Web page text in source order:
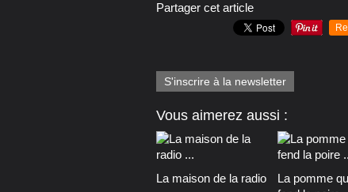
Partager cet article
S'inscrire à la newsletter
Vous aimerez aussi :
La maison de la radio
La pomme